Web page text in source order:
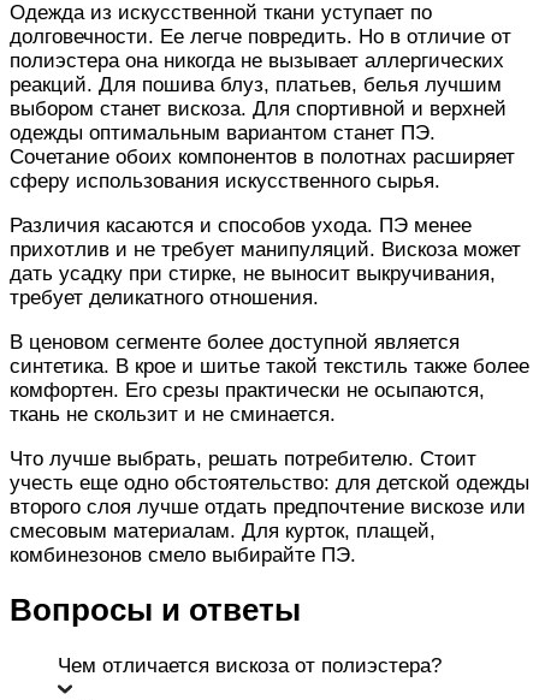
Одеждаиз искусственной ткани уступает по
долговечности. Ее легче повредить. Но в отличие от
полиэстера она никогдане вызывает аллергических
реакций. Для пошива блуз, платьев, белья лучшим
выбором станет вискоза. Для спортивной и верхней
одежды оптимальным вариантом станет ПЭ.
Сочетание обоих компонентов в полотнах расширяет
сферу использования искусственного сырья.
Различия касаются и способов ухода. ПЭ менее
прихотлив и не требует манипуляций. Вискоза может
дать усадку при стирке, не выносит выкручивания,
требует деликатного отношения.
В ценовом сегменте более доступной является
синтетика. В крое и шитье такой текстиль также более
комфортен. Его срезы практически не осыпаются,
ткань не скользит и не сминается.
Что лучше выбрать, решать потребителю. Стоит
учесть еще одно обстоятельство: для детской одежды
второго слоя лучше отдать предпочтение вискозе или
смесовым материалам. Для курток, плащей,
комбинезонов смело выбирайте ПЭ.
Вопросы и ответы
Чем отличается вискоза от полиэстера?